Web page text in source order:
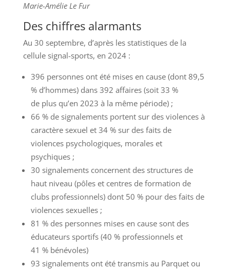
Marie-Amélie Le Fur
Des chiffres alarmants
Au 30 septembre, d’après les statistiques de la
cellule signal-sports, en 2024 :
396 personnes ont été mises en cause (dont 89,5
% d’hommes) dans 392 affaires (soit 33 %
de plus qu’en 2023 à la même période) ;
66 % de signalements portent sur des violences à
caractère sexuel et 34 % sur des faits de
violences psychologiques, morales et
psychiques ;
30 signalements concernent des structures de
haut niveau (pôles et centres de formation de
clubs professionnels) dont 50 % pour des faits de
violences sexuelles ;
81 % des personnes mises en cause sont des
éducateurs sportifs (40 % professionnels et
41 % bénévoles)
93 signalements ont été transmis au Parquet ou